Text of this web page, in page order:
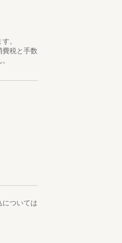
。
税と手数
ついては